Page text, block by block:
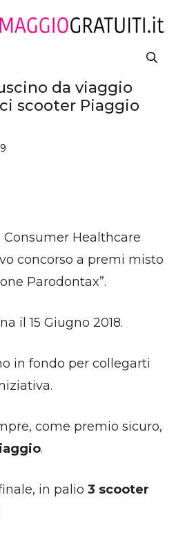
da viaggio
scooter Piaggio
Healthcare
concorso a premi misto
Parodontax”.
il 15 Giugno 2018.
in fondo per collegarti
come premio sicuro,
.
in palio 3 scooter